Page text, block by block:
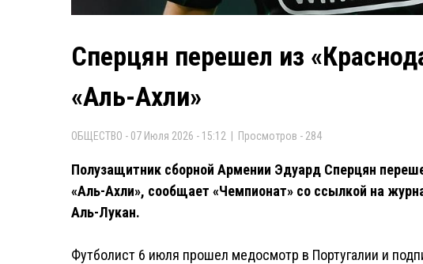
Сперцян перешел из
«Аль-Ахли»
ОБЩЕСТВО - 07 Июля 2026 - 15:12 | Просмотров - 284
Полузащитник сборной Армении Эдуард Сперцян
«Аль-Ахли», сообщает «Чемпионат» со ссылкой на
Аль-Лукан.
Футболист 6 июля прошел медосмотр в Португалии и